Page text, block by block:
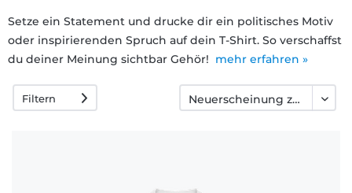
Rückgaberecht
Fragen
Setze ein Statement und drucke dir ein politisches Motiv
oder inspirierenden Spruch auf dein T-Shirt. So verschaffst
du deiner Meinung sichtbar Gehör! mehr erfahren »
Filtern